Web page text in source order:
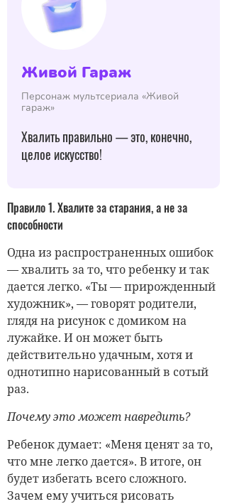
Живой Гараж
Персонаж мультсериала «Живой
гараж»
Хвалить правильно — это, конечно,
целое искусство!
Правило 1. Хвалите за старания, а не за
способности
Одна из распространенных ошибок
— хвалить за то, что ребенку и так
дается легко. «Ты — прирожденный
художник», — говорят родители,
глядя на рисунок с домиком на
лужайке. И он может быть
действительно удачным, хотя и
однотипно нарисованный в сотый
раз.
Почему это может навредить?
Ребенок думает: «Меня ценят за то,
что мне легко дается». В итоге, он
будет избегать всего сложного.
Зачем ему учиться рисовать